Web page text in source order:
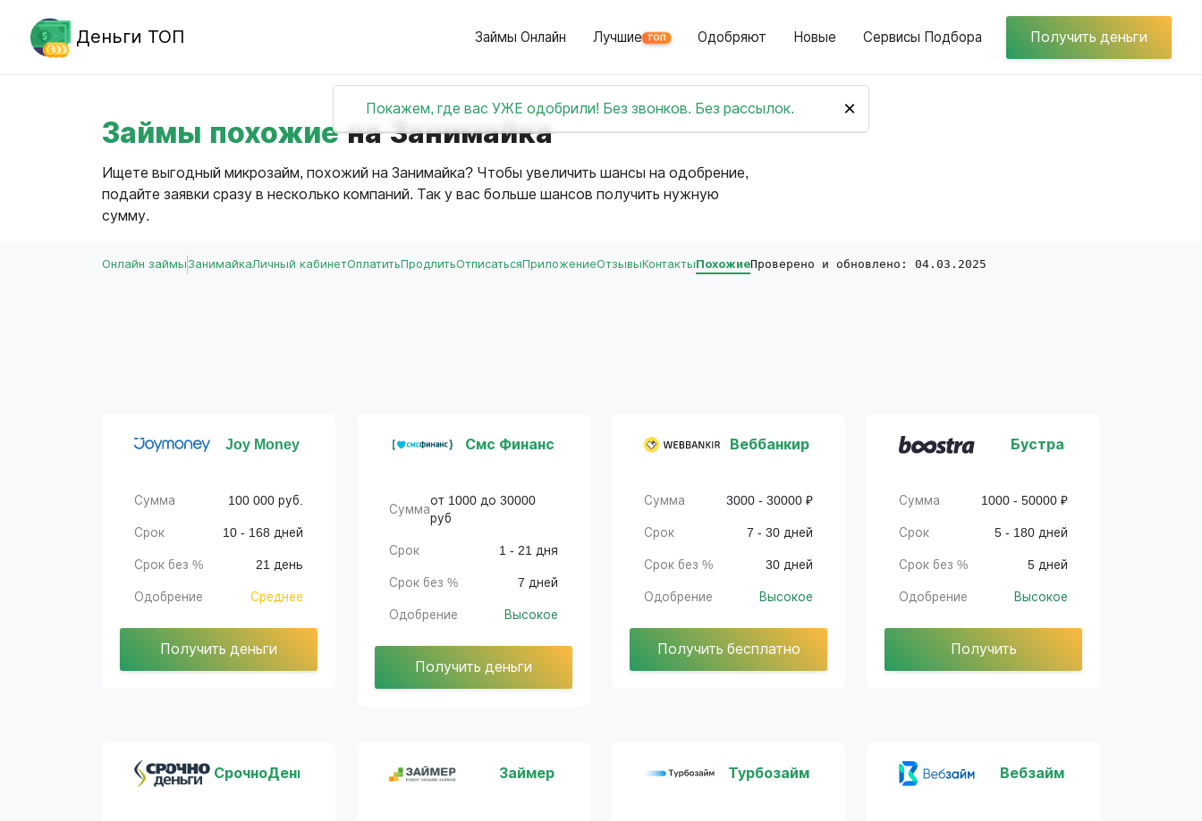
Покажем, где вас УЖЕ одобрили! Без звонков. Без рассылок. ×
Деньги ТОП Займы Онлайн Лучшие ТОП Одобряют Новые Сервисы Подбора Получить деньги
Займы похожиена Занимайка
Ищете выгодный микрозайм, похожий на Занимайка? Чтобы увеличить шансы на одобрение,
подайте заявки сразу в несколько компаний. Так у вас больше шансов получить нужную
сумму.
Онлайн займыЗанимайкаЛичный кабинетОплатитьПродлитьОтписатьсяПриложениеОтзывыКонтактыПохожиеПроверено и обновлено: 04.03.2025
Joy Money
Сумма 100 000 руб.
Срок 10 - 168 дней
Срок без % 21 день
Одобрение Среднее
Получить деньги
Смс Финанс
Сумма
от 1000 до 30000
руб
Срок 1 - 21 дня
Срок без % 7 дней
Одобрение Высокое
Получить деньги
Веббанкир
Сумма 3000 - 30000 ₽
Срок 7 - 30 дней
Срок без % 30 дней
Одобрение Высокое
Получить бесплатно
Бустра
Сумма 1000 - 50000 ₽
Срок 5 - 180 дней
Срок без % 5 дней
Одобрение Высокое
Получить
СрочноДеньги Займер Турбозайм Вебзайм